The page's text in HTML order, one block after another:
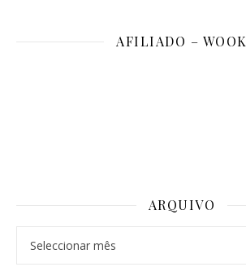
AFILIADO – WOOK
ARQUIVO